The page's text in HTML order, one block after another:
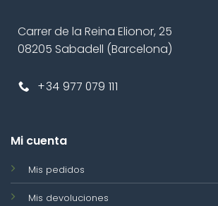
Carrer de la Reina Elionor, 25
08205 Sabadell (Barcelona)
+34 977 079 111
Mi cuenta
Mis pedidos
Mis devoluciones